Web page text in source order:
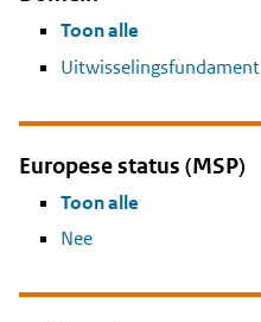
Toon alle
Uitwisselingsfundament
Europese status (MSP)
Toon alle
Nee